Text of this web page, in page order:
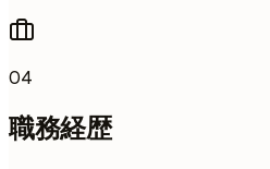
04
職務経歴